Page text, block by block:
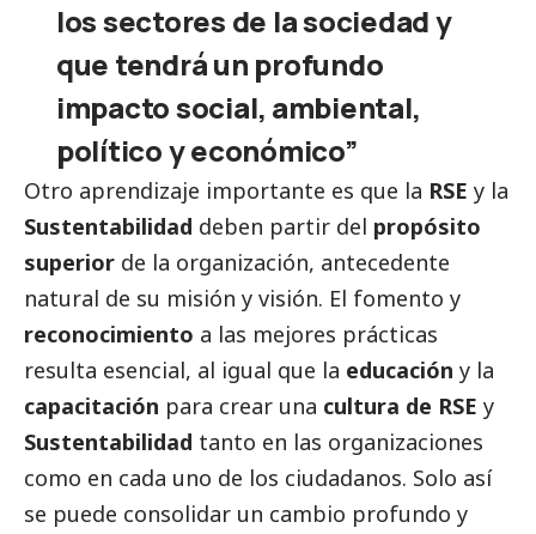
los sectores de la sociedad y
que tendrá un profundo
impactosocial, ambiental,
político y económico”
Otro aprendizaje importante es que la RSE y la
Sustentabilidad deben partir del propósito
superior de la organización, antecedente
natural de su misión y visión. El fomento y
reconocimiento a las mejores prácticas
resulta esencial, al igual que la educación y la
capacitación para crear una cultura de RSE y
Sustentabilidad tanto en las organizaciones
como en cada uno de los ciudadanos. Solo así
se puede consolidar un cambio profundo y